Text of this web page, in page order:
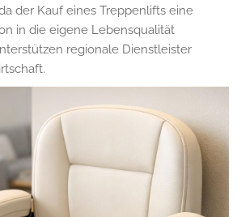
der Kauf eines Treppenlifts eine
in die eigene Lebensqualität
regionale Dienstleister